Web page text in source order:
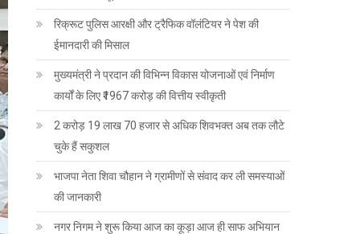
रिक्रूट पुलिस आरक्षी और ट्रैफिक वॉलंटियर ने पेश की
ईमानदारी की मिसाल
मुख्यमंत्री ने प्रदान की विभिन्न विकास योजनाओं एवं निर्माण
कार्यों के लिए ₹1967 करोड़ की वित्तीय स्वीकृती
2 करोड़ 19 लाख 70 हजार से अधिक शिवभक्त अब तक लौटे
चुके हैं सकुशल
भाजपा नेता शिवा चौहान ने ग्रामीणों से संवाद कर ली समस्याओं
की जानकारी
नगर निगम ने शुरू किया आज का कूड़ा आज ही साफ अभियान